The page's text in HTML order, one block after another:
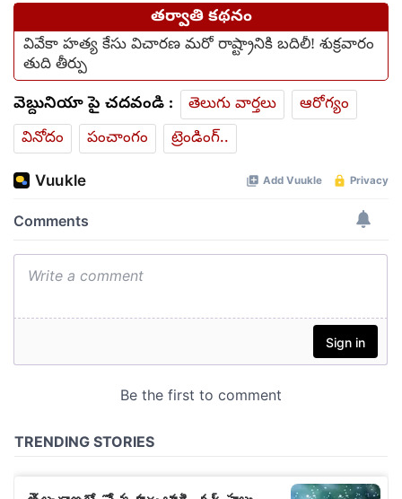
తర్వాతి కథనం
వివేకా హత్య కేసు విచారణ మరో రాష్ట్రానికి బదిలీ! శుక్రవారం
తుది తీర్పు
వెబ్దునియా పై చదవండి : తెలుగు వార్తలు
ఆరోగ్యం
వినోదం
పంచాంగం ట్రెండింగ్..